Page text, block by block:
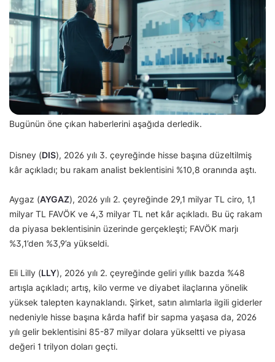
Bugünün öne çıkan haberlerini aşağıda derledik.
Disney (DIS), 2026 yılı 3. çeyreğinde hisse başına düzeltilmiş
kâr açıkladı; bu rakam analist beklentisini %10,8 oranında aştı.
Aygaz (AYGAZ), 2026 yılı 2. çeyreğinde 29,1 milyar TL ciro, 1,1
milyar TL FAVÖK ve 4,3 milyar TL net kâr açıkladı. Bu üç rakam
da piyasa beklentisinin üzerinde gerçekleşti; FAVÖK marjı
%3,1’den %3,9’a yükseldi.
Eli Lilly (LLY), 2026 yılı 2. çeyreğinde geliri yıllık bazda %48
artışla açıkladı; artış, kilo verme ve diyabet ilaçlarına yönelik
yüksek talepten kaynaklandı. Şirket, satın alımlarla ilgili giderler
nedeniyle hisse başına kârda hafif bir sapma yaşasa da, 2026
yılı gelir beklentisini 85-87 milyar dolara yükseltti ve piyasa
değeri 1 trilyon doları geçti.